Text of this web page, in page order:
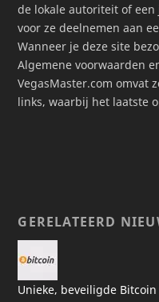
de lokale autoriteit of
voor ze deelnemen aan
Wanneer je deze site
Algemene voorwaarden
VegasMaster.com omvat
links, waarbij het laatste
GERELATEERD
Unieke, beveiligde